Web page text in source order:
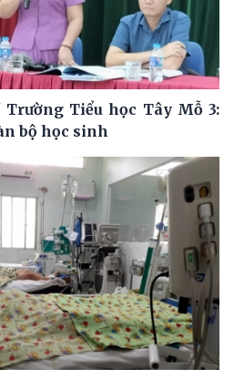
Tiểu học Tây Mỗ 3:
bộ học sinh